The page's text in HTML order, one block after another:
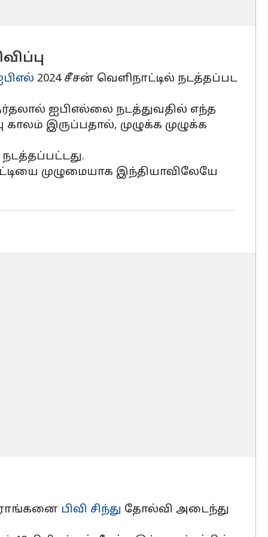
2024 சீசன் வெளிநாட்டில் நடத்தப்பட
ஐபிஎல்லை நடத்துவதில் எந்த
இருப்பதால், முழுக்க முழுக்க
முழுமையாக இந்தியாவிலேயே
பிவி சிந்து தோல்வி அடைந்து